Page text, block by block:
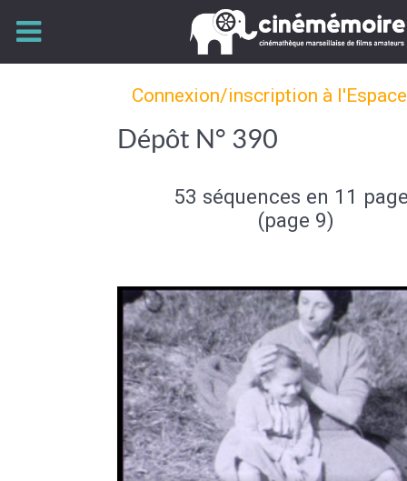
Connexion/inscription à
Dépôt N° 390
53 séquences en 11
(page 9)